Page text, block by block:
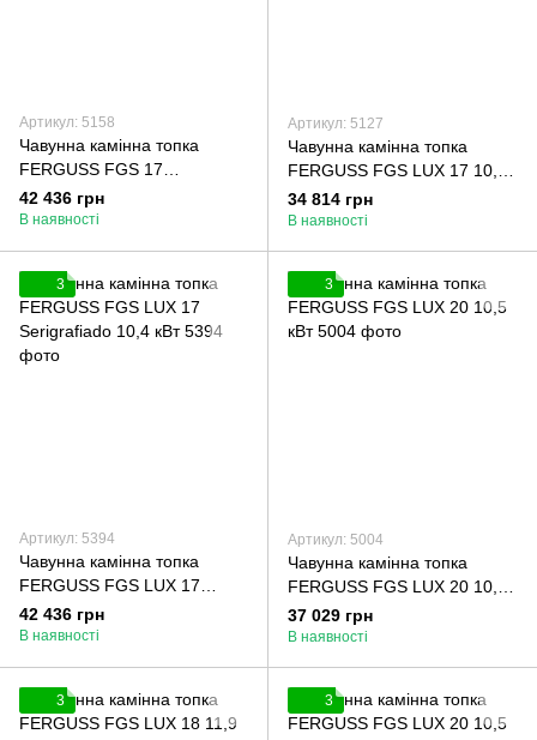
Артикул: 5158
Чавунна камінна топка
FERGUSS FGS 17
Serigrafiado 10,4 кВт з
шибером
42 436 грн
В наявності
Артикул: 5127
Чавунна камінна топка
FERGUSS FGS LUX 17 10,4
кВт
34 814 грн
В наявності
3
Артикул: 5394
Чавунна камінна топка
FERGUSS FGS LUX 17
Serigrafiado 10,4 кВт
42 436 грн
В наявності
3
Артикул: 5004
Чавунна камінна топка
FERGUSS FGS LUX 20 10,5
кВт
37 029 грн
В наявності
3 3